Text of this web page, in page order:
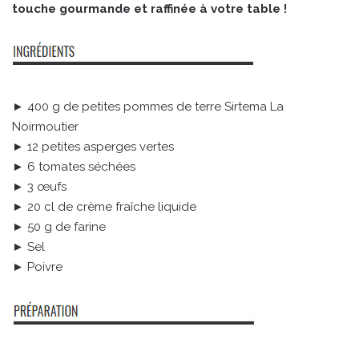
touche gourmande et raffinée à votre table !
► 400 g de petites pommes de terre Sirtema La
Noirmoutier
► 12 petites asperges vertes
► 6 tomates séchées
► 3 œufs
► 20 cl de crème fraîche liquide
► 50 g de farine
► Sel
► Poivre